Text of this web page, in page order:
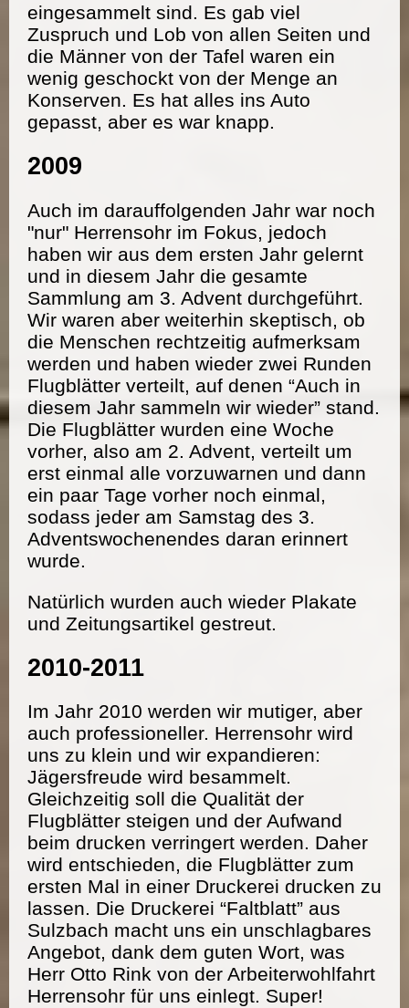
eingesammelt sind. Es gab viel
Zuspruch und Lob von allen Seiten und
die Männer von der Tafel waren ein
wenig geschockt von der Menge an
Konserven. Es hat alles ins Auto
gepasst, aber es war knapp.
2009
Auch im darauffolgenden Jahr war noch
"nur" Herrensohr im Fokus, jedoch
haben wir aus dem ersten Jahr gelernt
und in diesem Jahr die gesamte
Sammlung am 3. Advent durchgeführt.
Wir waren aber weiterhin skeptisch, ob
die Menschen rechtzeitig aufmerksam
werden und haben wieder zwei Runden
Flugblätter verteilt, auf denen “Auch in
diesem Jahr sammeln wir wieder” stand.
Die Flugblätter wurden eine Woche
vorher, also am 2. Advent, verteilt um
erst einmal alle vorzuwarnen und dann
ein paar Tage vorher noch einmal,
sodass jeder am Samstag des 3.
Adventswochenendes daran erinnert
wurde.
Natürlich wurden auch wieder Plakate
und Zeitungsartikel gestreut.
2010-2011
Im Jahr 2010 werden wir mutiger, aber
auch professioneller. Herrensohr wird
uns zu klein und wir expandieren:
Jägersfreude wird besammelt.
Gleichzeitig soll die Qualität der
Flugblätter steigen und der Aufwand
beim drucken verringert werden. Daher
wird entschieden, die Flugblätter zum
ersten Mal in einer Druckerei drucken zu
lassen. Die Druckerei “Faltblatt” aus
Sulzbach macht uns ein unschlagbares
Angebot, dank dem guten Wort, was
Herr Otto Rink von der Arbeiterwohlfahrt
Herrensohr für uns einlegt. Super!